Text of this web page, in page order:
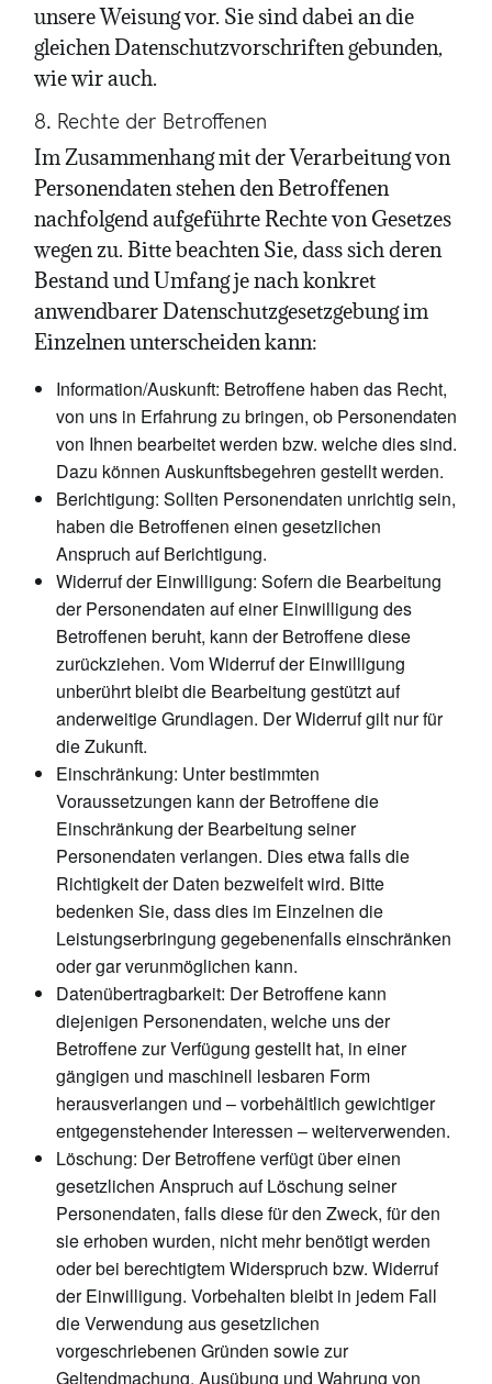
unsere Weisung vor. Sie sind dabei an die
gleichen Datenschutzvorschriften gebunden,
wie wir auch.
8. Rechte der Betroffenen
Im Zusammenhang mit der Verarbeitung von
Personendaten stehen den Betroffenen
nachfolgend aufgeführte Rechte von Gesetzes
wegen zu. Bitte beachten Sie, dass sich deren
Bestand und Umfang je nach konkret
anwendbarer Datenschutzgesetzgebung im
Einzelnen unterscheiden kann:
Information/Auskunft: Betroffene haben das Recht,
von uns in Erfahrung zu bringen, ob Personendaten
von Ihnen bearbeitet werden bzw. welche dies sind.
Dazu können Auskunftsbegehren gestellt werden.
Berichtigung: Sollten Personendaten unrichtig sein,
haben die Betroffenen einen gesetzlichen
Anspruch auf Berichtigung.
Widerruf der Einwilligung: Sofern die Bearbeitung
der Personendaten auf einer Einwilligung des
Betroffenen beruht, kann der Betroffene diese
zurückziehen. Vom Widerruf der Einwilligung
unberührt bleibt die Bearbeitung gestützt auf
anderweitige Grundlagen. Der Widerruf gilt nur für
die Zukunft.
Einschränkung: Unter bestimmten
Voraussetzungen kann der Betroffene die
Einschränkung der Bearbeitung seiner
Personendaten verlangen. Dies etwa falls die
Richtigkeit der Daten bezweifelt wird. Bitte
bedenken Sie, dass dies im Einzelnen die
Leistungserbringung gegebenenfalls einschränken
oder gar verunmöglichen kann.
Datenübertragbarkeit: Der Betroffene kann
diejenigen Personendaten, welche uns der
Betroffene zur Verfügung gestellt hat, in einer
gängigen und maschinell lesbaren Form
herausverlangen und – vorbehältlich gewichtiger
entgegenstehender Interessen – weiterverwenden.
Löschung: Der Betroffene verfügt über einen
gesetzlichen Anspruch auf Löschung seiner
Personendaten, falls diese für den Zweck, für den
sie erhoben wurden, nicht mehr benötigt werden
oder bei berechtigtem Widerspruch bzw. Widerruf
der Einwilligung. Vorbehalten bleibt in jedem Fall
die Verwendung aus gesetzlichen
vorgeschriebenen Gründen sowie zur
Geltendmachung, Ausübung und Wahrung von